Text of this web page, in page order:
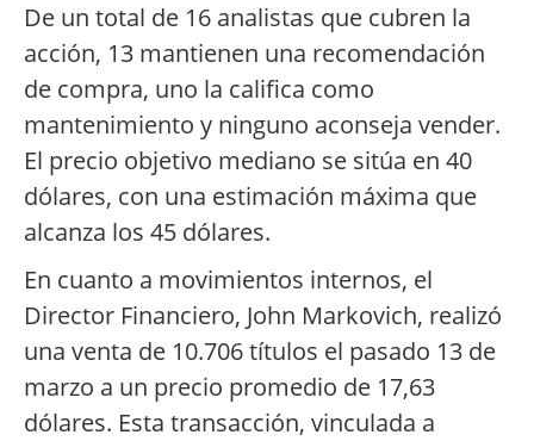
De un total de 16 analistas que cubren la
acción, 13 mantienen una recomendación
de compra, uno la califica como
mantenimiento y ninguno aconseja vender.
El precio objetivo mediano se sitúa en 40
dólares, con una estimación máxima que
alcanza los 45 dólares.
En cuanto a movimientos internos, el
Director Financiero, John Markovich, realizó
una venta de 10.706 títulos el pasado 13 de
marzo a un precio promedio de 17,63
dólares. Esta transacción, vinculada a